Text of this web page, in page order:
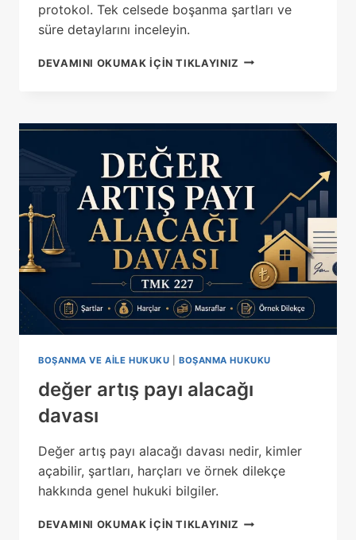
protokol. Tek celsede boşanma şartları ve
süre detaylarını inceleyin.
DEVAMINI OKUMAK IÇIN TIKLAYINIZ 2026
DAVASI
BOŞANMA VE AILE HUKUKU |BOŞANMA HUKUKU
değer artış payı alacağı
davası
Değer artış payı alacağı davası nedir, kimler
açabilir, şartları, harçları ve örnek dilekçe
hakkında genel hukuki bilgiler.
DEVAMINI OKUMAK IÇIN TIKLAYINIZ DEĞER